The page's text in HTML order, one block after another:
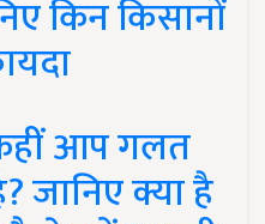
किन किसानों
कहीं आप गलत
जानिए क्या है